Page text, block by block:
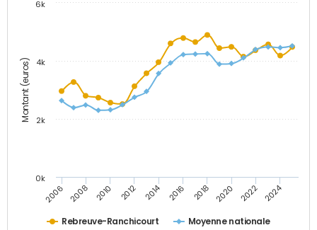
Montant (euros)
Rebreuve-Ranchicourt Moyenne nationale
2006 2008 2010 2012 2014 2016 2018 2020 2022 2024
0k
2k
4k
6k